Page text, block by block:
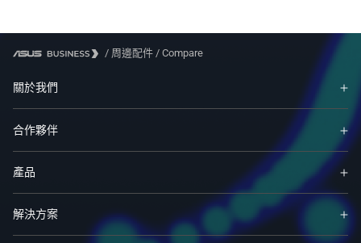
/ 周邊配件 / Compare
關於我們
合作夥伴
產品
解決方案